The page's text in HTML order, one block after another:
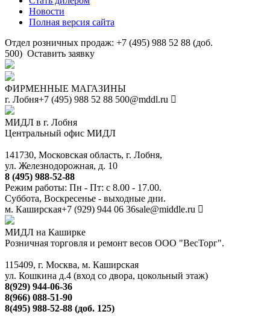
Новости
Полная версия сайта
Отдел розничных продаж: +7 (495) 988 52 88 (доб.
500) Оставить заявку
ФИРМЕННЫЕ МАГАЗИНЫ
г. Лобня+7 (495) 988 52 88 500@mddl.ru
МИДЛ в г. Лобня
Центральный офис МИДЛ
141730, Московская область, г. Лобня,
ул. Железнодорожная, д. 10
8 (495) 988-52-88
Режим работы: Пн - Пт: с 8.00 - 17.00.
Суббота, Воскресенье - выходные дни.
м. Каширская+7 (929) 944 06 36sale@middle.ru
МИДЛ на Каширке
Розничная торговля и ремонт весов ООО "ВесТорг".
115409, г. Москва, м. Каширская
ул. Кошкина д.4 (вход со двора, цокольный этаж)
8(929) 944-06-36
8(966) 088-51-90
8(495) 988-52-88 (доб. 125)